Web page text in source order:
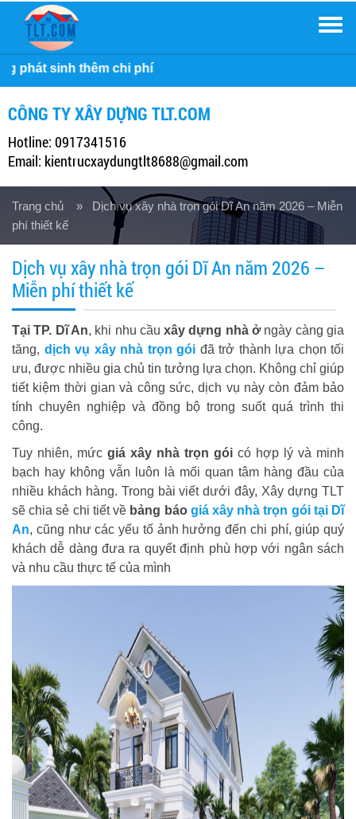
CÔNG TY XÂY DỰNG TLT.COM
Hotline: 0917341516
Email: kientrucxaydungtlt8688@gmail.com
Trang chủ » Dịch vụ xây nhà trọn gói Dĩ An năm 2026 – Miễn
phí thiết kế
Dịch vụ xây nhà trọn gói Dĩ An năm 2026 –
Miễn phí thiết kế
Tại TP. Dĩ An, khi nhu cầuxây dựng nhà ởngày càng gia
tăng, dịch vụ xây nhà trọn gói đã trở thành lựa chọn tối
ưu, được nhiều gia chủ tin tưởng lựa chọn. Không chỉ giúp
tiết kiệm thời gian và công sức, dịch vụ này còn đảm bảo
tính chuyên nghiệp và đồng bộ trong suốt quá trình thi
công.
Tuy nhiên, mức giá xây nhà trọn gói có hợp lý và minh
bạch hay không vẫn luôn là mối quan tâm hàng đầu của
nhiều khách hàng. Trong bài viết dưới đây, Xây dựng TLT
sẽ chia sẻ chi tiết về bảng báo giá xây nhà trọn gói tại Dĩ
An, cũng như các yếu tố ảnh hưởng đến chi phí, giúp quý
khách dễ dàng đưa ra quyết định phù hợp với ngân sách
và nhu cầu thực tế của mình